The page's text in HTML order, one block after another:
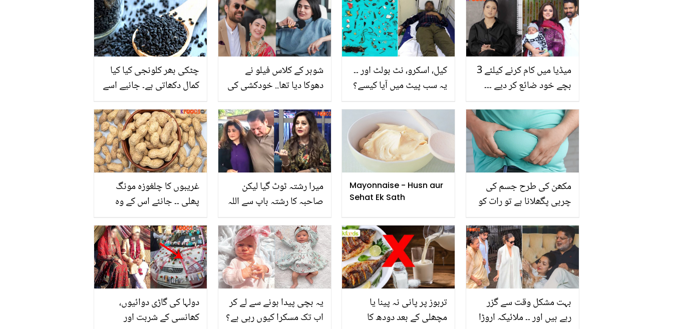
چٹکی بھر کلونجی کیا کیا
کمال دکھاتی ہے۔ جانیے اسے
شوہر کے کلاس فیلو نے
دھوکا دیا تھا.. خودکشی کی
کے نئے انکشافات
کیل، اسکرو، نٹ بولٹ اور ۔۔
یہ سب پیٹ میں آیا کیسے؟
والی چیزیں دیکھ کر ڈاکٹرز
دنگ رہ گئے
میڈیا میں کام کرنے کیلئے 3
بچے خود ضائع کر دیے ۔۔۔
کی بہن کا کردار نبھانے والی
مزنا وقاص پہلی مرتبہ اپنے
بارے میں بتاتے ہوئے
غریبوں کا چلغوزہ مونگ
پھلی ۔۔ جانئے اس کے وہ
کام کرتے ہیں
میرا رشتہ ٹوٹ گیا لیکن
صاحبہ کا رشتہ باپ سے اللہ
سے بیٹی کی پہلی ملاقات
پر نشو بیگم کا جذباتی
پیغام
Mayonnaise - Husn aur
Sehat Ek Sath
مکھن کی طرح جسم کی
چربی پگھلانا ہے تو رات کو
کرلیں۔۔۔
دولہا کی گاڑی دوائیوں،
کھانسی کے شربت اور
یہ بچی پیدا ہونے سے لے کر
اب تک مسکرا کیوں رہی ہے؟
تربوز پر پانی نہ پینا یا
مچھلی کے بعد دودھ کا
بہت مشکل وقت سے گزر
رہے ہیں اور ۔۔ ملائیکہ اروڑا